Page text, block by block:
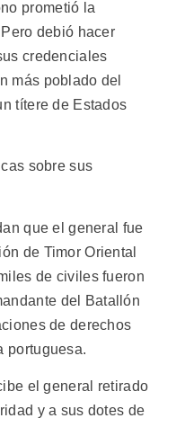
prometió la
debió hacer
credenciales
más poblado del
títere de Estados
sobre sus
que el general fue
de Timor Oriental
de civiles fueron
del Batallón
de derechos
portuguesa.
el general retirado
y a sus dotes de